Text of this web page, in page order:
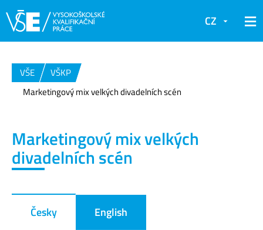
CZ
VŠE
VŠKP
Marketingový mix velkých divadelních scén
Marketingový mix velkých
divadelních scén
Česky English